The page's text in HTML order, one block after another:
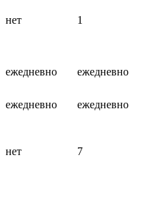
нет 1
ежедневно ежедневно
ежедневно
ежедневно
нет 7